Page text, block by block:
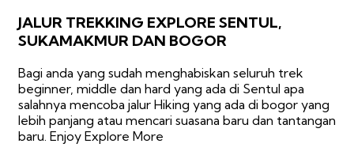
JALUR TREKKING EXPLORE SENTUL,
SUKAMAKMUR DAN BOGOR
Bagi anda yang sudah menghabiskan seluruh trek
beginner, middle dan hard yang ada di Sentul apa
salahnya mencoba jalur Hiking yang ada di bogor yang
lebih panjang atau mencari suasana baru dan tantangan
baru. Enjoy Explore More